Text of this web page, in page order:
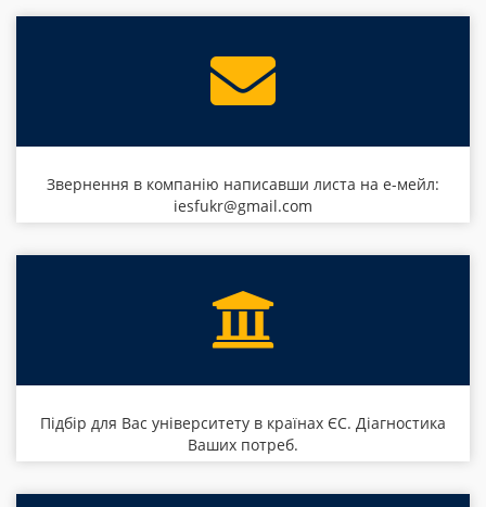
Звернення в компанію написавши листа на е-мейл:
iesfukr@gmail.com
Підбір для Вас університету в країнах ЄС. Діагностика
Ваших потреб.